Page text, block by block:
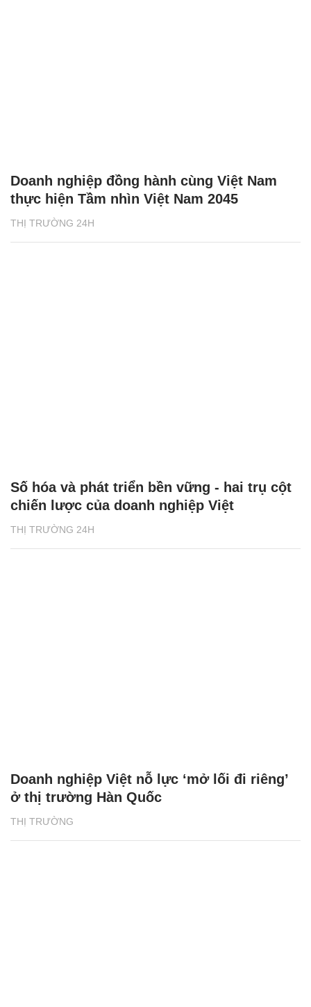
THỊ TRƯỜNG 24H
Doanh nghiệp đồng hành cùng Việt Nam
thực hiện Tầm nhìn Việt Nam 2045
THỊ TRƯỜNG 24H
Số hóa và phát triển bền vững - hai trụ cột
chiến lược của doanh nghiệp Việt
THỊ TRƯỜNG
Doanh nghiệp Việt nỗ lực ‘mở lối đi riêng’
ở thị trường Hàn Quốc